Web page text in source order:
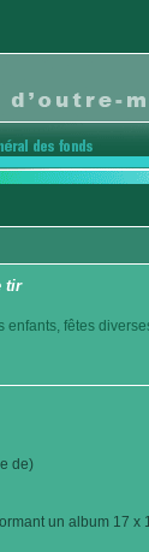
tir
fêtes
de)
un album 17 x